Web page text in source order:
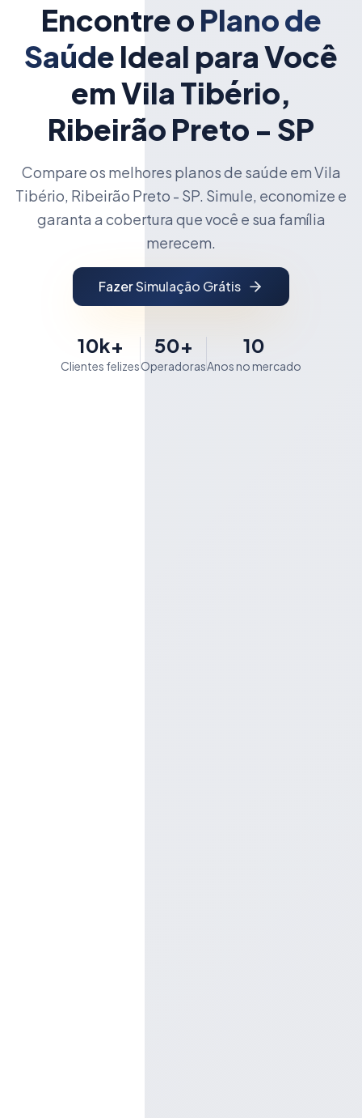
Encontre o Plano de
Saúde Ideal para Você
em Vila Tibério,
Ribeirão Preto - SP
Compare os melhores planos de saúde em Vila
Tibério, Ribeirão Preto - SP. Simule, economize e
garanta a cobertura que você e sua família
merecem.
Fazer Simulação Grátis
10k+
Clientes felizes
50+
Operadoras
10
Anos no mercado